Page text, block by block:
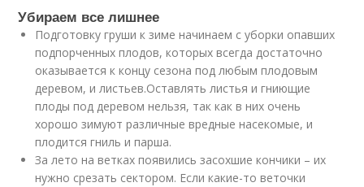
Убираем все лишнее
Подготовку груши к зиме начинаем с уборки опавших
подпорченных плодов, которых всегда достаточно
оказывается к концу сезона под любым плодовым
деревом, и листьев.Оставлять листья и гниющие
плоды под деревом нельзя, так как в них очень
хорошо зимуют различные вредные насекомые, и
плодится гниль и парша.
За лето на ветках появились засохшие кончики – их
нужно срезать сектором. Если какие-то веточки